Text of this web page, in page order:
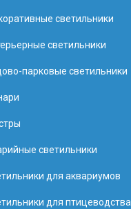
светильники
светильники
парковые светильники
светильники
для аквариумов
для птицеводства